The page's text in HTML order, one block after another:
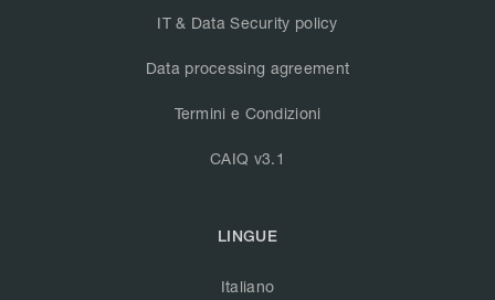
IT & Data Security policy
Data processing agreement
Termini e Condizioni
CAIQ v3.1
LINGUE
Italiano